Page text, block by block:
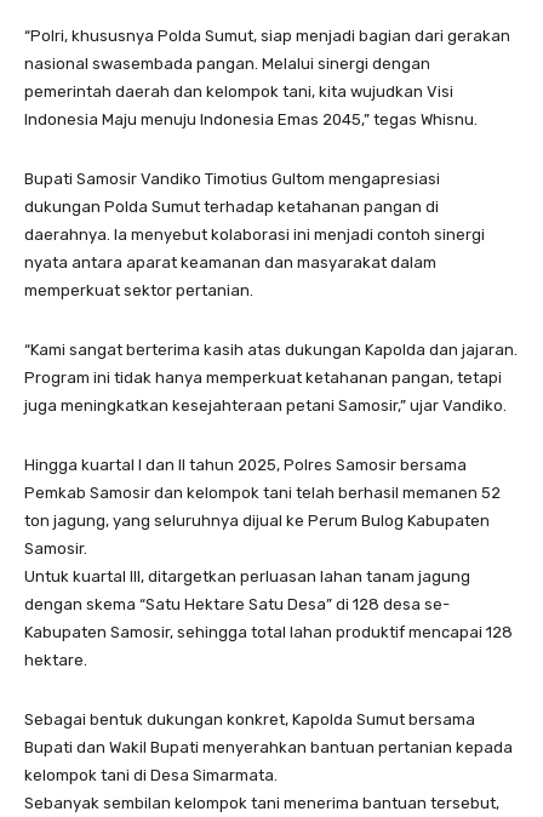
“Polri, khususnya Polda Sumut, siap menjadi bagian dari gerakan
nasional swasembada pangan. Melalui sinergi dengan
pemerintah daerah dan kelompok tani, kita wujudkan Visi
Indonesia Maju menuju Indonesia Emas 2045,” tegas Whisnu.
Bupati Samosir Vandiko Timotius Gultom mengapresiasi
dukungan Polda Sumut terhadap ketahanan pangan di
daerahnya. Ia menyebut kolaborasi ini menjadi contoh sinergi
nyata antara aparat keamanan dan masyarakat dalam
memperkuat sektor pertanian.
“Kami sangat berterima kasih atas dukungan Kapolda dan jajaran.
Program ini tidak hanya memperkuat ketahanan pangan, tetapi
juga meningkatkan kesejahteraan petani Samosir,” ujar Vandiko.
Hingga kuartal I dan II tahun 2025, Polres Samosir bersama
Pemkab Samosir dan kelompok tani telah berhasil memanen 52
ton jagung, yang seluruhnya dijual ke Perum Bulog Kabupaten
Samosir.
Untuk kuartal III, ditargetkan perluasan lahan tanam jagung
dengan skema “Satu Hektare Satu Desa” di 128 desa se-
Kabupaten Samosir, sehingga total lahan produktif mencapai 128
hektare.
Sebagai bentuk dukungan konkret, Kapolda Sumut bersama
Bupati dan Wakil Bupati menyerahkan bantuan pertanian kepada
kelompok tani di Desa Simarmata.
Sebanyak sembilan kelompok tani menerima bantuan tersebut,